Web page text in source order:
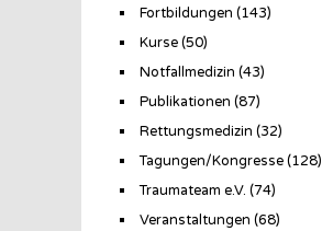
Fortbildungen (143)
Kurse(50)
Notfallmedizin (43)
Publikationen (87)
Rettungsmedizin (32)
Tagungen/Kongresse(128)
Traumateam e.V. (74)
Veranstaltungen (68)